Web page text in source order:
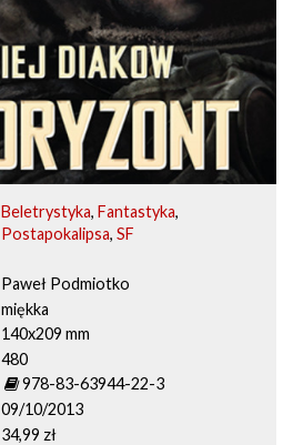
Beletrystyka,Fantastyka,
Postapokalipsa,SF
Paweł Podmiotko
miękka
140x209 mm
480
978-83-63944-22-3
09/10/2013
34,99 zł